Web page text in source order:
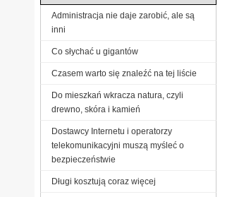
Administracja nie daje zarobić, ale są
inni
Co słychać u gigantów
Czasem warto się znaleźć na tej liście
Do mieszkań wkracza natura, czyli
drewno, skóra i kamień
Dostawcy Internetu i operatorzy
telekomunikacyjni muszą myśleć o
bezpieczeństwie
Długi kosztują coraz więcej